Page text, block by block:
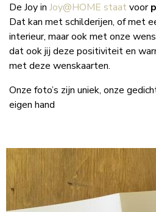
De Joy in Joy@HOME staat voor
Dat kan met schilderijen, of met
interieur, maar ook met onze
dat ook jij deze positiviteit en
met deze wenskaarten.
Onze foto’s zijn uniek, onze
eigen hand